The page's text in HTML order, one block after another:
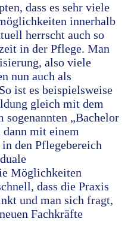
dass es sehr viele
innerhalb
herrscht auch so
in der Pflege. Man
also viele
nun auch als
ist es beispielsweise
gleich mit dem
sogenannten „Bachelor
dann mit einem
den Pflegebereich
Möglichkeiten
dass die Praxis
und man sich fragt,
Fachkräfte